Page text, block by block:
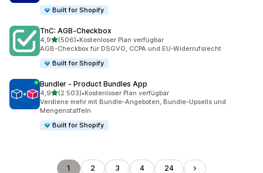
Built for Shopify
TnC: AGB‑Checkbox
4,9von 5 Sternen
(506)
506 Rezensionen insgesamt
•Kostenloser Plan verfügbar
AGB-Checkbox für DSGVO, CCPA und EU-Widerrufsrecht
Built for Shopify
Bundler ‑ Product Bundles App
4,9von 5 Sternen
(2.503)
2503 Rezensionen insgesamt
•Kostenloser Plan verfügbar
Verdiene mehr mit Bundle-Angeboten, Bundle-Upsells und
Mengenstaffeln
Built for Shopify
1 2 3 4 24